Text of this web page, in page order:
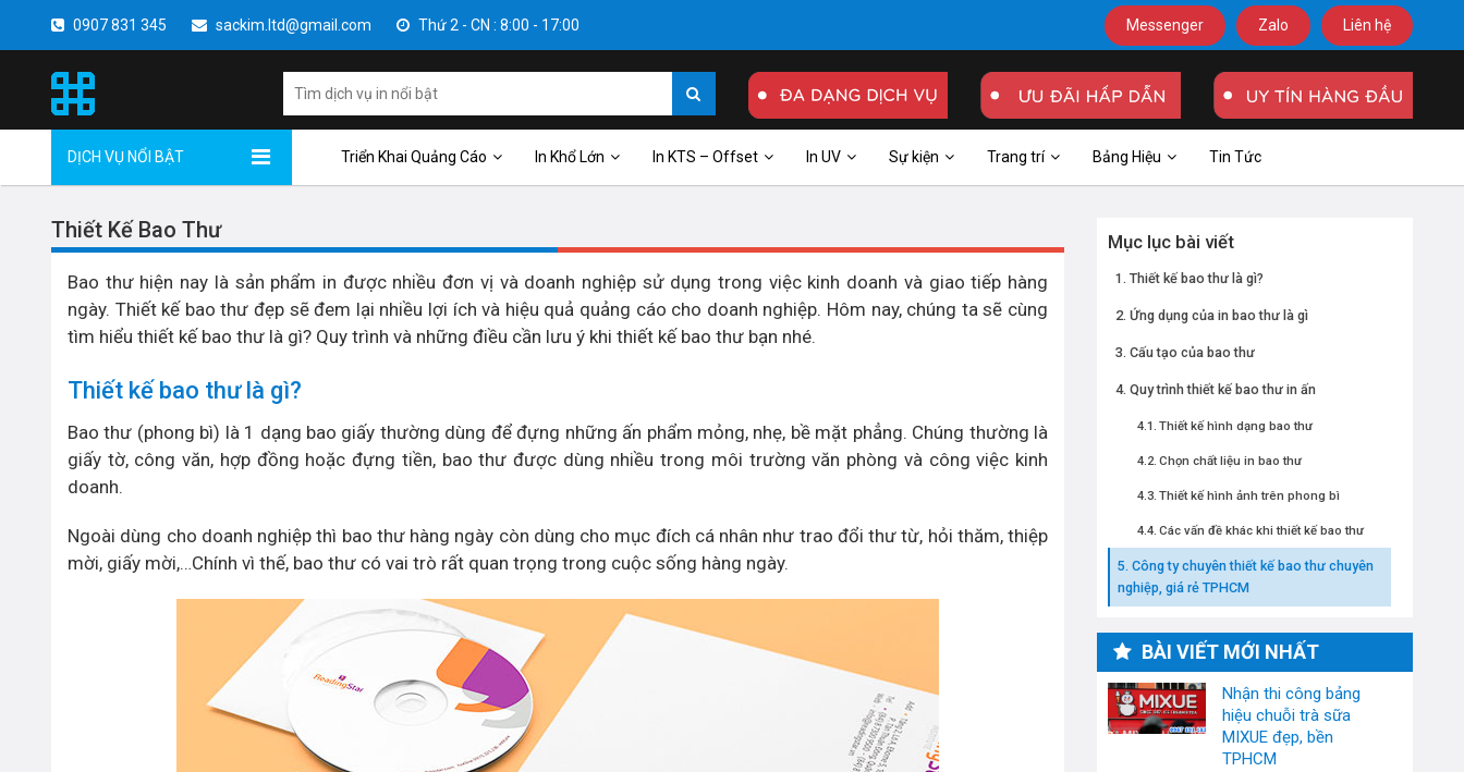
0907 831 345 sackim.ltd@gmail.com Thứ 2 - CN : 8:00 - 17:00 Messenger Zalo Liên hệ
DỊCH VỤ NỔI BẬT Triển Khai Quảng Cáo In Khổ Lớn In KTS – Offset In UV Sự kiện Trang trí Bảng Hiệu Tin Tức
Thiết Kế Bao Thư
Bao thư hiện nay là sản phẩm in được nhiều đơn vị và doanh nghiệp sử dụng trong việc kinh doanh và giao tiếp hàng
ngày. Thiết kế bao thư đẹp sẽ đem lại nhiều lợi ích và hiệu quả quảng cáo cho doanh nghiệp. Hôm nay, chúng ta sẽ cùng
tìm hiểu thiết kế bao thư là gì? Quy trình và những điều cần lưu ý khi thiết kế bao thư bạn nhé.
Thiết kế bao thư là gì?
Bao thư (phong bì) là 1 dạng bao giấy thường dùng để đựng những ấn phẩm mỏng, nhẹ, bề mặt phẳng. Chúng thường là
giấy tờ, công văn, hợp đồng hoặc đựng tiền, bao thư được dùng nhiều trong môi trường văn phòng và công việc kinh
doanh.
Ngoài dùng cho doanh nghiệp thì bao thư hàng ngày còn dùng cho mục đích cá nhân như trao đổi thư từ, hỏi thăm, thiệp
mời, giấy mời,…Chính vì thế, bao thư có vai trò rất quan trọng trong cuộc sống hàng ngày.
Mục lục bài viết
Thiết kế bao thư là gì?
Ứng dụng của in bao thư là gì
Cấu tạo của bao thư
Quy trình thiết kế bao thư in ấn
Thiết kế hình dạng bao thư
Chọn chất liệu in bao thư
Thiết kế hình ảnh trên phong bì
Các vấn đề khác khi thiết kế bao thư
Công ty chuyên thiết kế bao thư chuyên
nghiệp, giá rẻ TPHCM
BÀI VIẾT MỚI NHẤT
Nhận thi công bảng
hiệu chuỗi trà sữa
MIXUE đẹp, bền
TPHCM